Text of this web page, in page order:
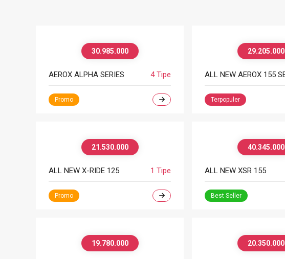
30.985.000
AEROX ALPHA SERIES 4 Tipe
Promo
29.205.000
Terpopuler
21.530.000
ALL NEW X-RIDE 125 1 Tipe
Promo
40.345.000
ALL NEW XSR 155
Best Seller
19.780.000 20.350.000